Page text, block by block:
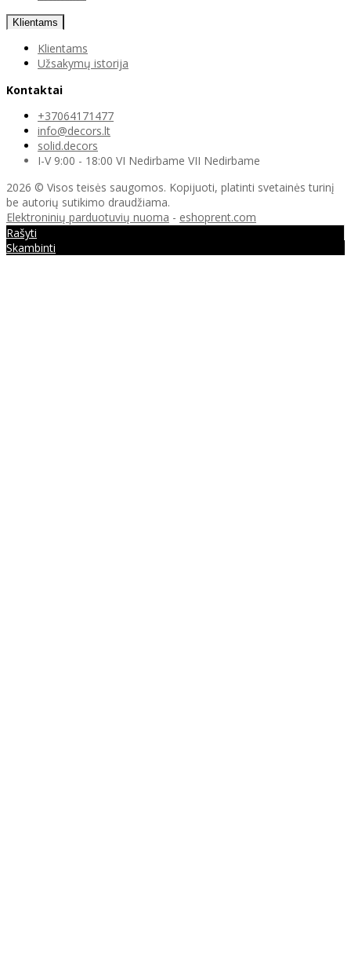
Klientams
Klientams
Užsakymų istorija
Kontaktai
+37064171477
info@decors.lt
solid.decors
I-V 9:00 - 18:00 VI Nedirbame VII Nedirbame
2026 © Visos teisės saugomos. Kopijuoti, platinti svetainės turinį
be autorių sutikimo draudžiama.
Elektroninių parduotuvių nuoma - eshoprent.com
Rašyti
Skambinti